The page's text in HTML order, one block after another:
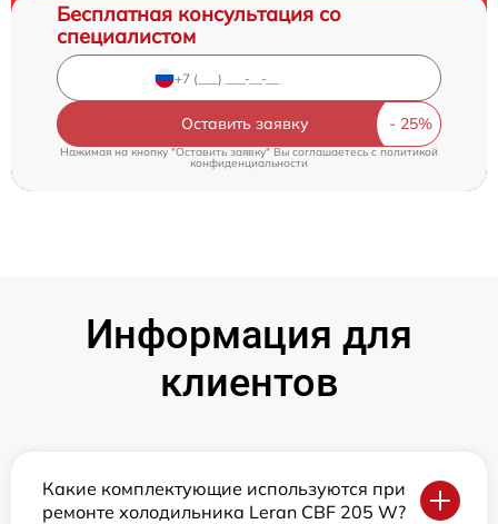
Бесплатная консультация со
специалистом
Оставить заявку
Нажимая на кнопку "Оставить заявку" Вы соглашаетесь cполитикой
конфиденциальности
Информация для
клиентов
Какие комплектующие используются при
ремонте холодильника Leran CBF 205 W?